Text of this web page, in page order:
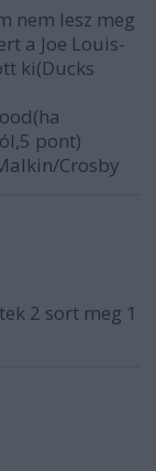
nem lesz meg
a Joe Louis-
ki(Ducks
pont)
Crosby
2 sort meg 1